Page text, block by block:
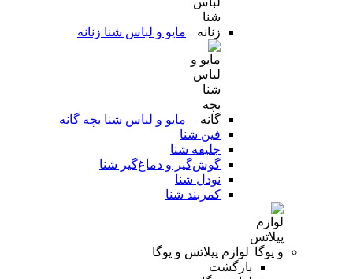
مایو و لباس شنا زنانه
مایو و لباس شنا بچه گانه
فین شنا
جلیقه شنا
گوش‌گیر و دماغ‌گیر شنا
نودل شنا
کمربند شنا
لوازم پیلاتس و یوگا
بازگشت